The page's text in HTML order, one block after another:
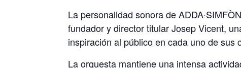
La personalidad sonora de
fundador y director titular Josep Vicent,
inspiración al público en cada uno de sus
La orquesta mantiene una intensa